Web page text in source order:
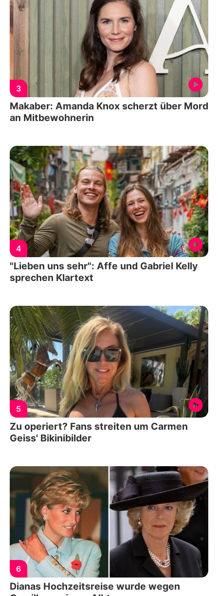
3
Makaber: Amanda Knox scherzt über Mord
an Mitbewohnerin
4
"Lieben uns sehr": Affe und Gabriel Kelly
sprechen Klartext
5
Zu operiert? Fans streiten um Carmen
Geiss' Bikinibilder
6
Dianas Hochzeitsreise wurde wegen